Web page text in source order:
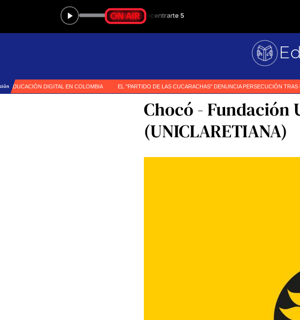
Chocó -
(UNICLARETIANA)